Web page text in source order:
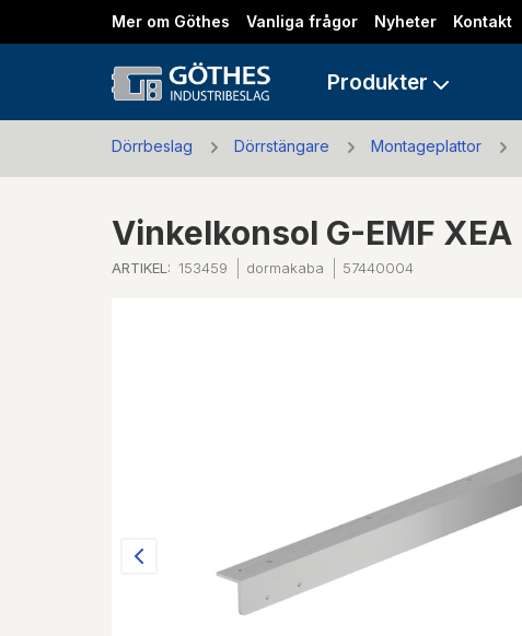
Mer om Göthes Vanliga frågor Nyheter Kontakt
Produkter
Dörrbeslag Dörrstängare Montageplattor
Vinkelkonsol G-EMF
ARTIKEL: 153459 dormakaba 57440004